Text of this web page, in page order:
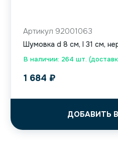
В наличии: 264 шт.
Артикул 92001063
Шумовка d 8 см, l 31 см,
1 684 ₽
ДОБАВИТЬ